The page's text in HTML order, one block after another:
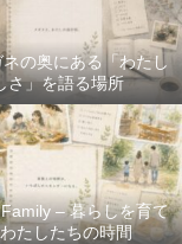
の奥にある「わたし
さ」を語る場所
– 暮らしを育て
たしたちの時間